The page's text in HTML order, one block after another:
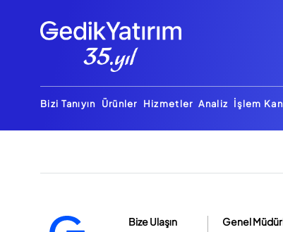
Bizi Tanıyın Ürünler Hizmetler Analiz İşlem
Bize Ulaşın
Genel